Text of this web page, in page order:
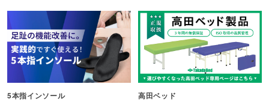
5本指インソール 高田ベッド